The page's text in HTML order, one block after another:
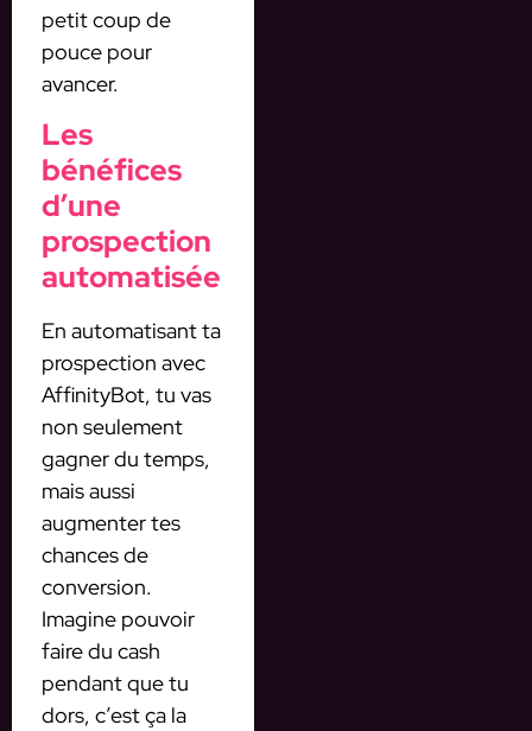
petit coup de
pouce pour
avancer.
Les
bénéfices
d’une
prospection
automatisée
En automatisant ta
prospection avec
AffinityBot, tu vas
non seulement
gagner du temps,
mais aussi
augmenter tes
chances de
conversion.
Imagine pouvoir
faire du cash
pendant que tu
dors, c’est ça la